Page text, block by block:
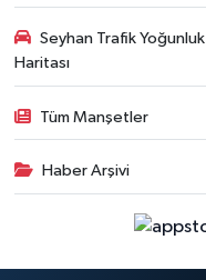
Seyhan Trafik Yoğunluk
Haritası
Tüm Manşetler
Haber Arşivi